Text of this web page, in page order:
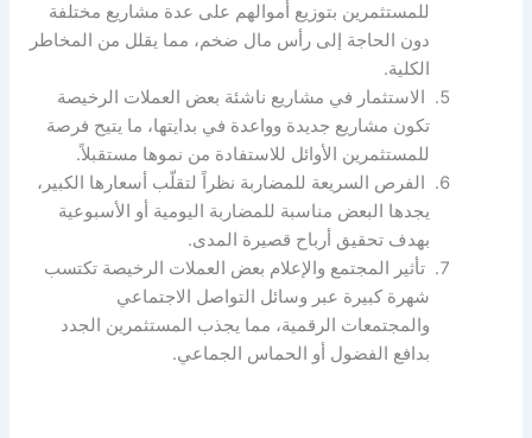
للمستثمرين بتوزيع أموالهم على عدة مشاريع مختلفة
دون الحاجة إلى رأس مال ضخم، مما يقلل من المخاطر
الكلية.
الاستثمار في مشاريع ناشئة بعض العملات الرخيصة
تكون مشاريع جديدة وواعدة في بدايتها، ما يتيح فرصة
للمستثمرين الأوائل للاستفادة من نموها مستقبلاً.
الفرص السريعة للمضاربة نظراً لتقلّب أسعارها الكبير،
يجدها البعض مناسبة للمضاربة اليومية أو الأسبوعية
بهدف تحقيق أرباح قصيرة المدى.
تأثير المجتمع والإعلام بعض العملات الرخيصة تكتسب
شهرة كبيرة عبر وسائل التواصل الاجتماعي
والمجتمعات الرقمية، مما يجذب المستثمرين الجدد
بدافع الفضول أو الحماس الجماعي.